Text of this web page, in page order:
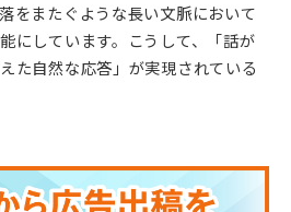
をまたぐような長い文脈において
にしています。こうして、「話が
た自然な応答」が実現されている